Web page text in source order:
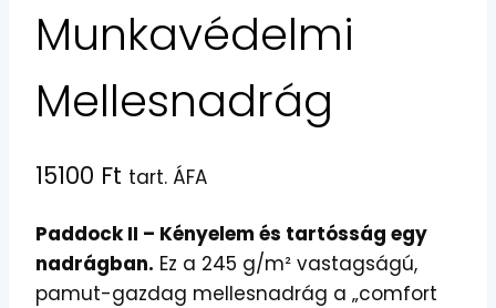
Munkavédelmi
Mellesnadrág
15100 Ft tart. ÁFA
Paddock II – Kényelem és tartósság egy
nadrágban. Ez a 245 g/m² vastagságú,
pamut-gazdag mellesnadrág a „comfort